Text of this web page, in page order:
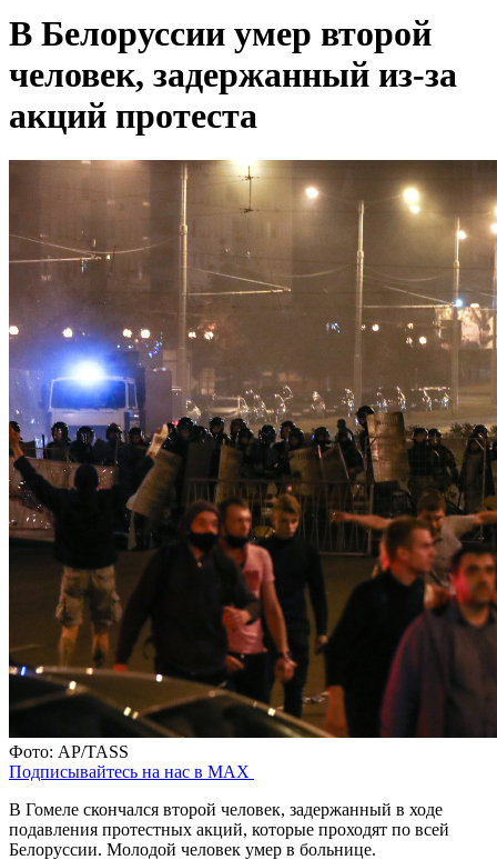
В Белоруссии умер второй
человек, задержанный из-за
акций протеста
Фото: AP/TASS
Подписывайтесь на нас в MAX
В Гомеле скончался второй человек, задержанный в ходе
подавления протестных акций, которые проходят по всей
Белоруссии. Молодой человек умер в больнице.